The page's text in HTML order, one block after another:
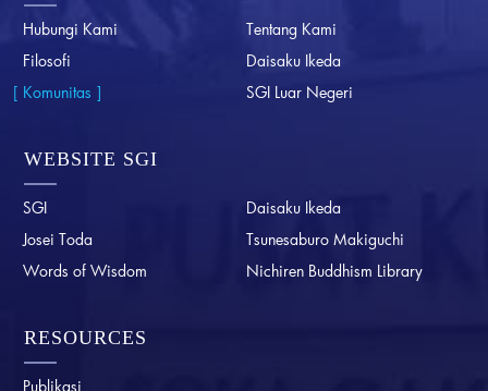
Hubungi Kami
Tentang Kami
Filosofi
Daisaku Ikeda
Komunitas
SGI Luar Negeri
WEBSITE SGI
SGI
Daisaku Ikeda
Josei Toda
Tsunesaburo Makiguchi
Words of Wisdom
Nichiren Buddhism Library
RESOURCES
Publikasi